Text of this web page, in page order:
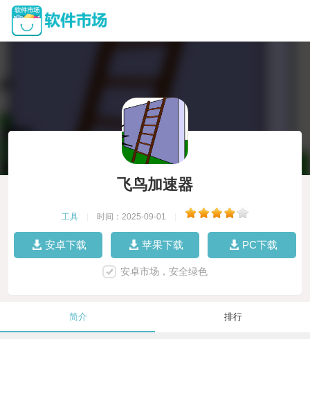
飞鸟加速器
工具 时间：2025-09-01
安卓下载 苹果下载 PC下载
安卓市场，安全绿色
简介 排行